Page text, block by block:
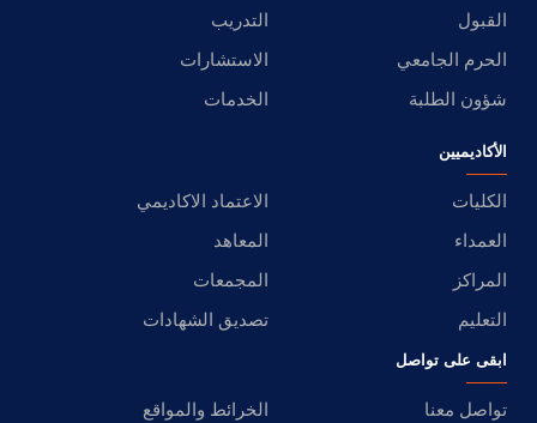
القبول
التدريب
الحرم الجامعي
الاستشارات
شؤون الطلبة
الخدمات
الأكاديميين
الكليات
الاعتماد الاكاديمي
العمداء
المعاهد
المراكز
المجمعات
التعليم
تصديق الشهادات
ابقى على تواصل
تواصل معنا
الخرائط والمواقع